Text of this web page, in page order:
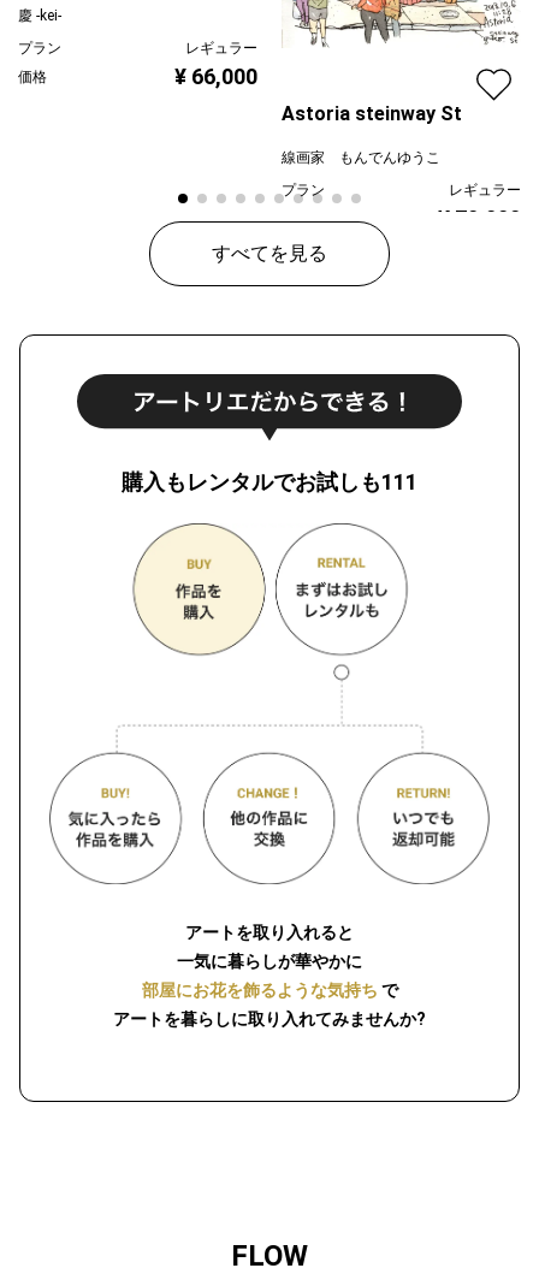
慶 -kei-
プラン
レギュラー
価格
¥ 66,000
Astoria steinway St
線画家 もんでんゆうこ
プラン
レギュラー
価格
¥ 70,000
すべてを見る
購入もレンタルでお試しも111
アートを取り入れると
一気に暮らしが華やかに
部屋にお花を飾るような気持ち で
アートを暮らしに取り入れてみませんか?
FLOW